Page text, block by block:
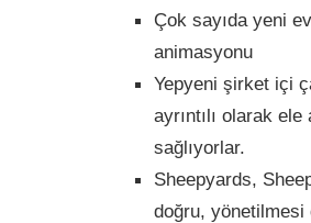
Çok sayıda yeni
animasyonu
Yepyeni şirket içi
ayrıntılı olarak
sağlıyorlar.
Sheepyards,
doğru, yönetilmesi